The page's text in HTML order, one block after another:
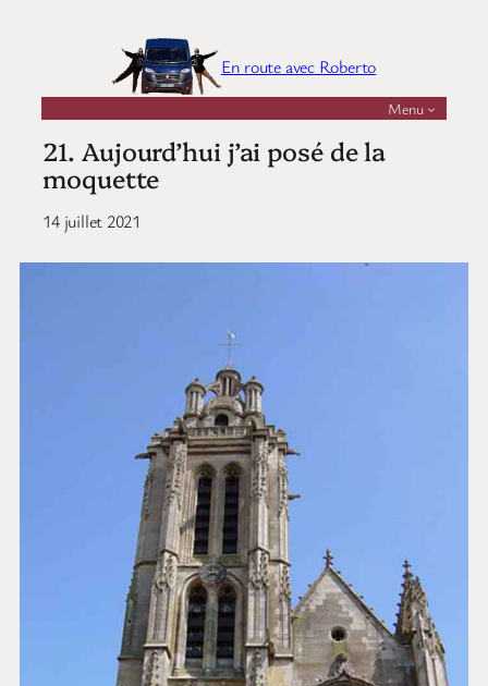
En route avec Roberto
Menu
21. Aujourd’hui j’ai posé de la
moquette
14 juillet 2021